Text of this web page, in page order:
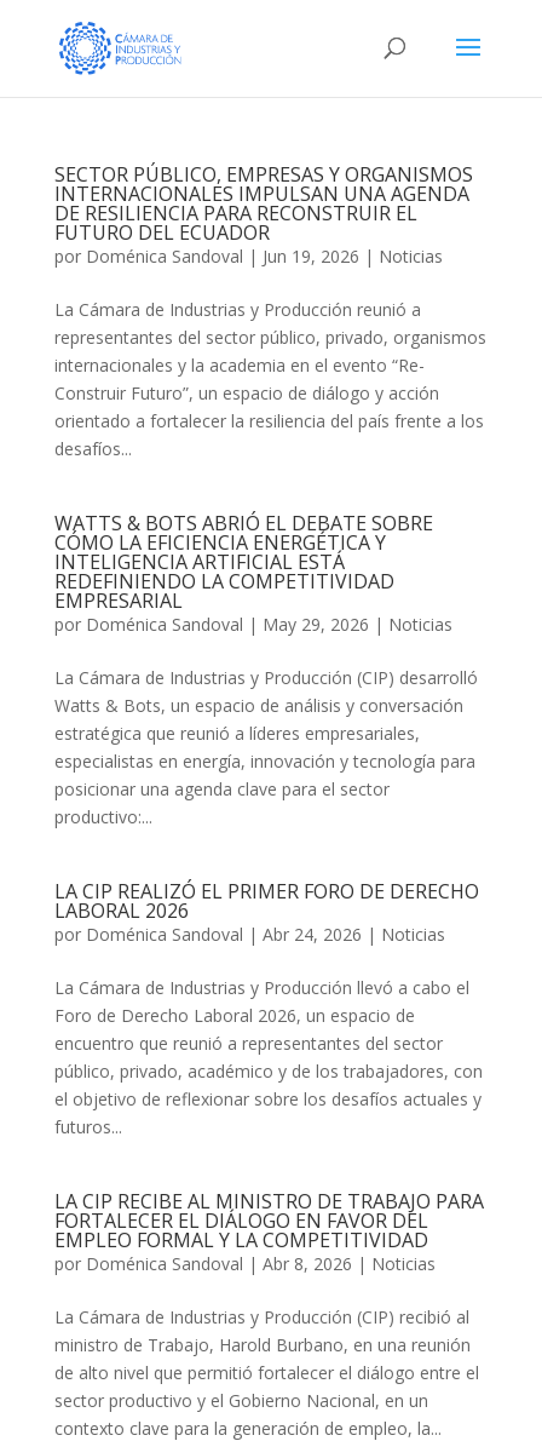
SECTOR PÚBLICO, EMPRESAS Y ORGANISMOS
INTERNACIONALES IMPULSAN UNA AGENDA
DE RESILIENCIA PARA RECONSTRUIR EL
FUTURO DEL ECUADOR
por Doménica Sandoval | Jun 19, 2026 | Noticias
La Cámara de Industrias y Producción reunió a
representantes del sector público, privado, organismos
internacionales y la academia en el evento “Re-
Construir Futuro”, un espacio de diálogo y acción
orientado a fortalecer la resiliencia del país frente a los
desafíos...
WATTS & BOTS ABRIÓ EL DEBATE SOBRE
CÓMO LA EFICIENCIA ENERGÉTICA Y
INTELIGENCIA ARTIFICIAL ESTÁ
REDEFINIENDO LA COMPETITIVIDAD
EMPRESARIAL
por Doménica Sandoval | May 29, 2026 | Noticias
La Cámara de Industrias y Producción (CIP) desarrolló
Watts & Bots, un espacio de análisis y conversación
estratégica que reunió a líderes empresariales,
especialistas en energía, innovación y tecnología para
posicionar una agenda clave para el sector
productivo:...
LA CIP REALIZÓ EL PRIMER FORO DE DERECHO
LABORAL 2026
por Doménica Sandoval | Abr 24, 2026 | Noticias
La Cámara de Industrias y Producción llevó a cabo el
Foro de Derecho Laboral 2026, un espacio de
encuentro que reunió a representantes del sector
público, privado, académico y de los trabajadores, con
el objetivo de reflexionar sobre los desafíos actuales y
futuros...
LA CIP RECIBE AL MINISTRO DE TRABAJO PARA
FORTALECER EL DIÁLOGO EN FAVOR DEL
EMPLEO FORMAL Y LA COMPETITIVIDAD
por Doménica Sandoval | Abr 8, 2026 | Noticias
La Cámara de Industrias y Producción (CIP) recibió al
ministro de Trabajo, Harold Burbano, en una reunión
de alto nivel que permitió fortalecer el diálogo entre el
sector productivo y el Gobierno Nacional, en un
contexto clave para la generación de empleo, la...